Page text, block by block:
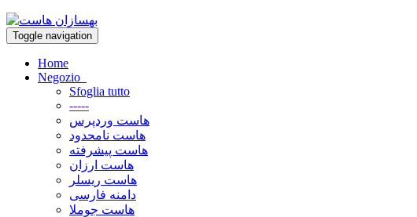
Toggle navigation
Home
Negozio
Sfoglia tutto
-----
هاست وردپرس
هاست نامحدود
هاست پیشرفته
هاست ارزان
هاست ریسلر
دامنه فارسی
هاست جوملا